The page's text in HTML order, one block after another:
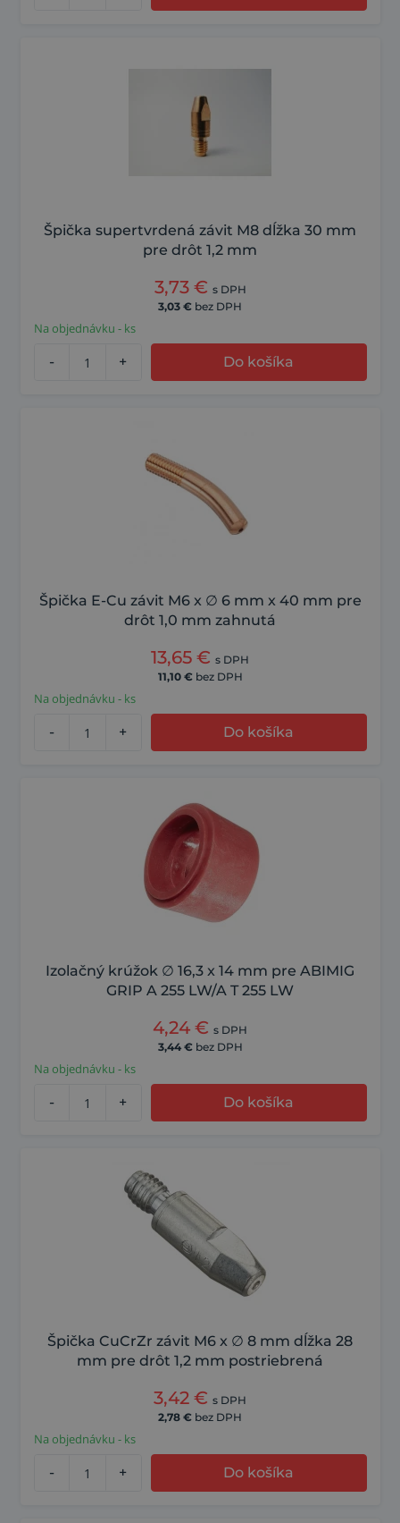
Špička supertvrdená závit M8 dĺžka 30 mm
pre drôt 1,2 mm
3,73 € s DPH
3,03 € bez DPH
Na objednávku - ks
- + Do košíka
Špička E-Cu závit M6 x ∅ 6 mm x 40 mm pre
drôt 1,0 mm zahnutá
13,65 € s DPH
11,10 € bez DPH
Na objednávku - ks
- + Do košíka
Izolačný krúžok ∅ 16,3 x 14 mm pre ABIMIG
GRIP A 255 LW/A T 255 LW
4,24 € s DPH
3,44 € bez DPH
Na objednávku - ks
- + Do košíka
Špička CuCrZr závit M6 x ∅ 8 mm dĺžka 28
mm pre drôt 1,2 mm postriebrená
3,42 € s DPH
2,78 € bez DPH
Na objednávku - ks
- + Do košíka